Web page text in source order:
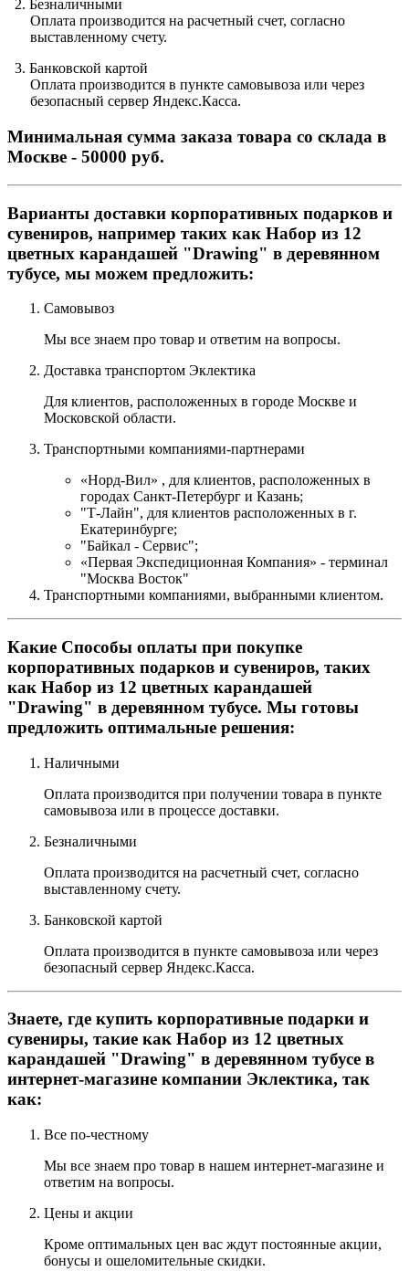
2. Безналичными
Оплата производится на расчетный счет, согласно
выставленному счету.
3. Банковской картой
Оплата производится в пункте самовывоза или через
безопасный сервер Яндекс.Касса.
Минимальная сумма заказа товара со склада в
Москве - 50000 руб.
Варианты доставки корпоративных подарков и
сувениров, например таких как Набор из 12
цветных карандашей "Drawing" в деревянном
тубусе, мы можем предложить:
Самовывоз
Мы все знаем про товар и ответим на вопросы.
Доставка транспортом Эклектика
Для клиентов, расположенных в городе Москве и
Московской области.
Транспортными компаниями-партнерами
«Норд-Вил» , для клиентов, расположенных в
городах Санкт-Петербург и Казань;
"Т-Лайн", для клиентов расположенных в г.
Екатеринбурге;
"Байкал - Сервис";
«Первая Экспедиционная Компания» - терминал
"Москва Восток"
Транспортными компаниями, выбранными клиентом.
Какие Способы оплаты при покупке
корпоративных подарков и сувениров, таких
как Набор из 12 цветных карандашей
"Drawing" в деревянном тубусе. Мы готовы
предложить оптимальные решения:
Наличными
Оплата производится при получении товара в пункте
самовывоза или в процессе доставки.
Безналичными
Оплата производится на расчетный счет, согласно
выставленному счету.
Банковской картой
Оплата производится в пункте самовывоза или через
безопасный сервер Яндекс.Касса.
Знаете, где купить корпоративные подарки и
сувениры, такие как Набор из 12 цветных
карандашей "Drawing" в деревянном тубусе в
интернет-магазине компании Эклектика, так
как:
Все по-честному
Мы все знаем про товар в нашем интернет-магазине и
ответим на вопросы.
Цены и акции
Кроме оптимальных цен вас ждут постоянные акции,
бонусы и ошеломительные скидки.